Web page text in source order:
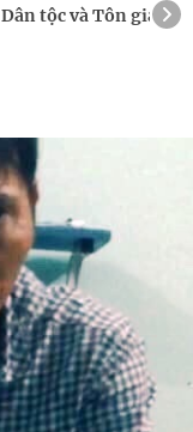
Dân tộc và Tôn giáo